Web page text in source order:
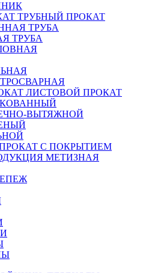
ТРУБНЫЙ ПРОКАТ
ТРУБА
ТРУБА
ЛИСТОВОЙ ПРОКАТ
ВЫТЯЖНОЙ
С ПОКРЫТИЕМ
МЕТИЗНАЯ